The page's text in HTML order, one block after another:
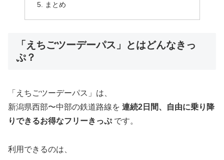
まとめ
「えちごツーデーパス」とはどんなきっ
ぷ？
「えちごツーデーパス」は、
新潟県西部〜中部の鉄道路線を 連続2日間、自由に乗り降
りできるお得なフリーきっぷです。
利用できるのは、